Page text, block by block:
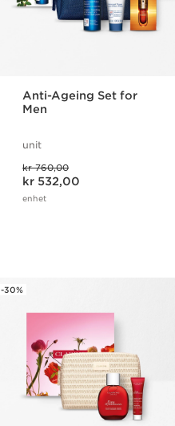
Anti-Ageing Set for
Men
unit
Tidligere pris kr 760,00
kr 760,00
Nåværende pris kr 532,00
kr 532,00
enhet
-30%